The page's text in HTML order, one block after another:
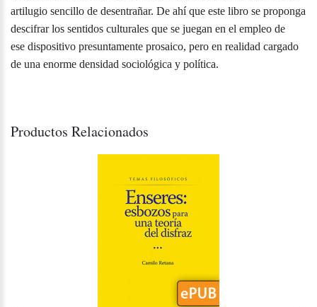
artilugio sencillo de desentrañar. De ahí que este libro se proponga
descifrar los sentidos culturales que se juegan en el empleo de
ese dispositivo presuntamente prosaico, pero en realidad cargado
de una enorme densidad sociológica y política.
Productos Relacionados